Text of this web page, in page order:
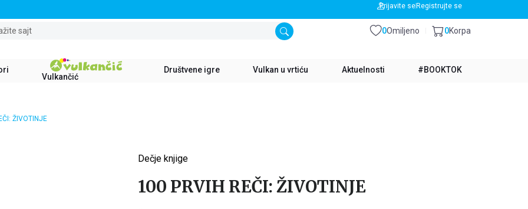
BESPLATNA DOSTAVA ZA IZNOS PREKO 3500 RSD
Prijavite se Registrujte se
sajt Omiljeno
0 Korpa
0
Vulkančić
Društvene igre Vulkan u vrtiću Aktuelnosti #BOOKTOK
ŽIVOTINJE
Dečje knjige
100 PRVIH REČI: ŽIVOTINJE